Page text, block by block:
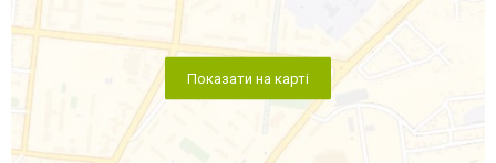
Показати на карті